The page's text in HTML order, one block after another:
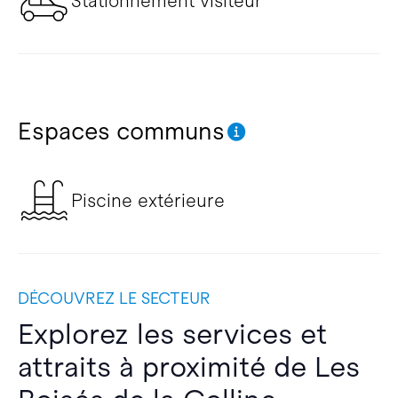
Espaces communs
Piscine extérieure
DÉCOUVREZ LE SECTEUR
Explorez les services et
attraits à proximité de Les